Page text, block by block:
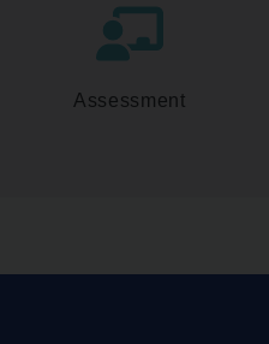
Assessment